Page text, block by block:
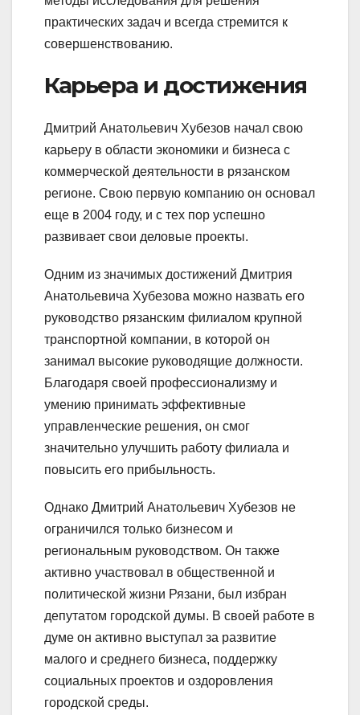
практических задач и всегда стремится к
совершенствованию.
Карьера и достижения
Дмитрий Анатольевич Хубезов начал свою
карьеру в области экономики и бизнеса с
коммерческой деятельности в рязанском
регионе. Свою первую компанию он основал
еще в 2004 году, и с тех пор успешно
развивает свои деловые проекты.
Одним из значимых достижений Дмитрия
Анатольевича Хубезова можно назвать его
руководство рязанским филиалом крупной
транспортной компании, в которой он
занимал высокие руководящие должности.
Благодаря своей профессионализму и
умению принимать эффективные
управленческие решения, он смог
значительно улучшить работу филиала и
повысить его прибыльность.
Однако Дмитрий Анатольевич Хубезов не
ограничился только бизнесом и
региональным руководством. Он также
активно участвовал в общественной и
политической жизни Рязани, был избран
депутатом городской думы. В своей работе в
думе он активно выступал за развитие
малого и среднего бизнеса, поддержку
социальных проектов и оздоровления
городской среды.